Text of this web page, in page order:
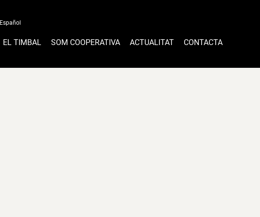
Español
EL TIMBAL SOM COOPERATIVA ACTUALITAT CONTACTA